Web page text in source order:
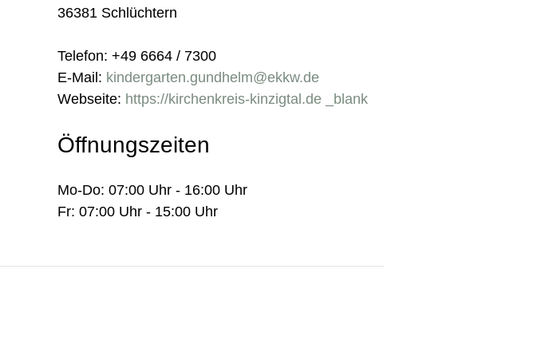
36381 Schlüchtern
Telefon: +49 6664 / 7300
E-Mail: kindergarten.gundhelm@ekkw.de
Webseite: https://kirchenkreis-kinzigtal.de _blank
Öffnungszeiten
Mo-Do: 07:00 Uhr - 16:00 Uhr
Fr: 07:00 Uhr - 15:00 Uhr